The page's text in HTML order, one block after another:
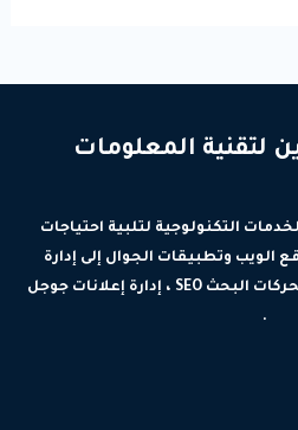
لتقنية المعلومات
التكنولوجية لتلبية احتياجات
الويب وتطبيقات الجوال إلى إدارة
الشبكات والأمان ، تحسين محركات البحث SEO ، إدارة إعلانات جوجل
.